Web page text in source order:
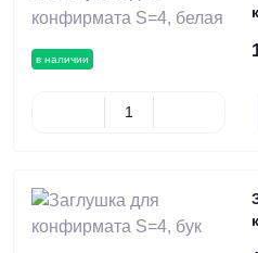
в наличии